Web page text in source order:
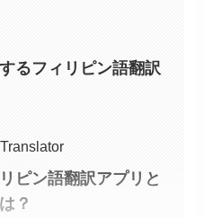
るフィリピン語翻訳
ピン語翻訳アプリと
？